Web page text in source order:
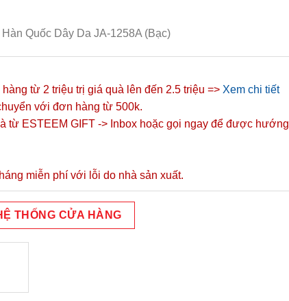
Quốc Dây Da JA-1258A (Bạc)
từ 2 triệu trị giá quà lên đến 2.5 triệu => Xem chi tiết
với đơn hàng từ 500k.
từ ESTEEM GIFT -> Inbox hoặc gọi ngay để được hướng
miễn phí với lỗi do nhà sản xuất.
THỐNG CỬA HÀNG